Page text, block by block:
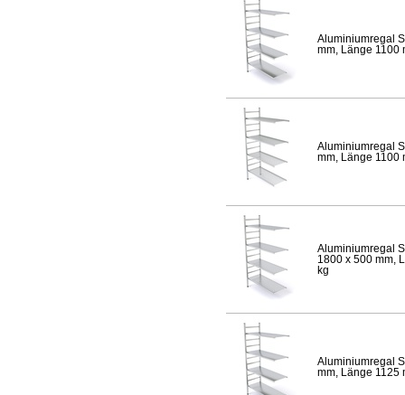
Aluminiumregal
mm, Länge 1100
Aluminiumregal
mm, Länge 1100
Aluminiumregal
1800 x 500 mm,
kg
Aluminiumregal
mm, Länge 1125